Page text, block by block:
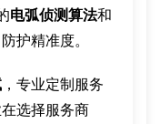
电弧侦测算法和
护精准度。
，专业定制服务
选择服务商